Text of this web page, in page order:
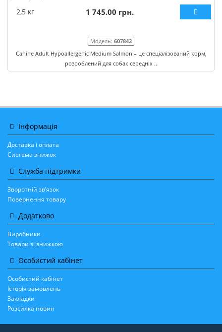
2,5 кг 1 745.00 грн.
Модель: 607842
Canine Adult Hypoallergenic Medium Salmon – це спеціалізований корм,
розроблений для собак середніх ..
Інформація
Доставка і оплата
Система знижок
Служба підтримки
Зворотній зв’язок
Повернення товару
Додатково
Виробники
Товари зі знижкою
Особистий кабінет
Особистий кабінет
Історія замовлень
Закладки
Розсилка новин